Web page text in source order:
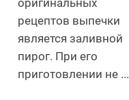
рецептов выпечки
является заливной
пирог. При его
приготовлении не ...